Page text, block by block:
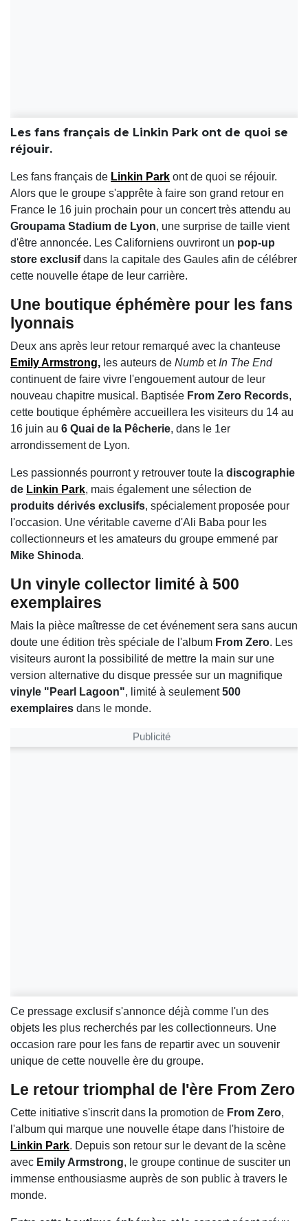
Les fans français de Linkin Park ont de quoi se
réjouir.
Les fans français de Linkin Park ont de quoi se réjouir.
Alors que le groupe s'apprête à faire son grand retour en
France le 16 juin prochain pour un concert très attendu au
Groupama Stadium de Lyon, une surprise de taille vient
d'être annoncée. Les Californiens ouvriront un pop-up
store exclusifdans la capitale des Gaules afin de célébrer
cette nouvelle étape de leur carrière.
Une boutique éphémère pour les fans
lyonnais
Deux ans après leur retour remarqué avec la chanteuse
Emily Armstrong, les auteurs de Numb et In The End
continuent de faire vivre l'engouement autour de leur
nouveau chapitre musical. Baptisée From Zero Records,
cette boutique éphémère accueillera les visiteurs du 14 au
16 juin au 6 Quai de la Pêcherie, dans le 1er
arrondissement de Lyon.
Les passionnés pourront y retrouver toute la discographie
de Linkin Park, mais également une sélection de
produits dérivés exclusifs, spécialement proposée pour
l'occasion. Une véritable caverne d'Ali Baba pour les
collectionneurs et les amateurs du groupe emmené par
Mike Shinoda.
Un vinyle collector limité à 500
exemplaires
Mais la pièce maîtresse de cet événement sera sans aucun
doute une édition très spéciale de l'album From Zero. Les
visiteurs auront la possibilité de mettre la main sur une
version alternative du disque pressée sur un magnifique
vinyle "Pearl Lagoon", limité à seulement500
exemplaires dans le monde.
Publicité
Ce pressage exclusif s'annonce déjà comme l'un des
objets les plus recherchés par les collectionneurs. Une
occasion rare pour les fans de repartir avec un souvenir
unique de cette nouvelle ère du groupe.
Le retour triomphal de l'ère From Zero
Cette initiative s'inscrit dans la promotion de From Zero,
l'album qui marque une nouvelle étape dans l'histoire de
Linkin Park. Depuis son retour sur le devant de la scène
avec Emily Armstrong, le groupe continue de susciter un
immense enthousiasme auprès de son public à travers le
monde.